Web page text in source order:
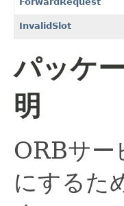
InvalidSlot
パッケ
明
ORBサー
にするた